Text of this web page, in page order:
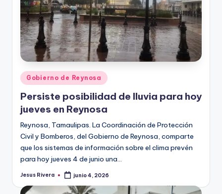
Publicado
en
Gobierno de Reynosa
Persiste posibilidad de lluvia para hoy
jueves en Reynosa
Reynosa, Tamaulipas. La Coordinación de Protección
Civil y Bomberos, del Gobierno de Reynosa, comparte
que los sistemas de información sobre el clima prevén
para hoy jueves 4 de junio una…
Publicado
Jesus Rivera junio 4, 2026